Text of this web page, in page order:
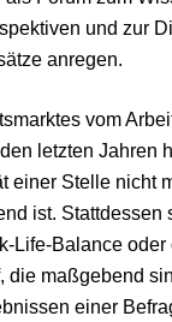
und zur
anregen.
vom
letzten Jahren
einer Stelle nicht
ist. Stattdessen
Life-Balance
die maßgebend
einer